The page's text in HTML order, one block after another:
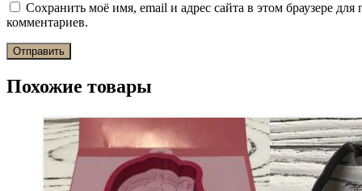
Сохранить моё имя, email и адрес сайта в этом браузере
комментариев.
Похожие товары